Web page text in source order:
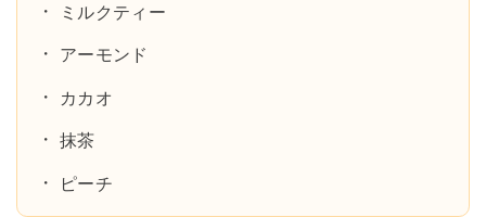
ミルクティー
アーモンド
カカオ
抹茶
ピーチ